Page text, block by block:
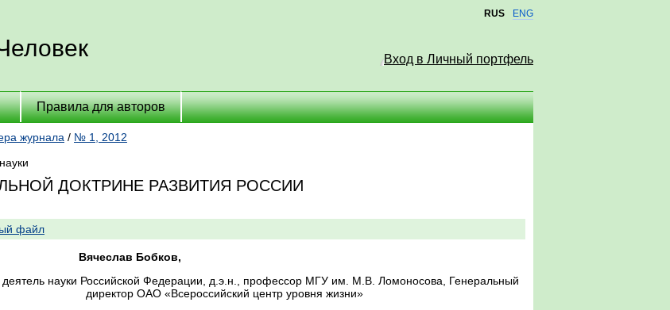
RUS ENG
Вход в Личный портфель
Правила для авторов
журнала / № 1, 2012
ДОКТРИНЕ РАЗВИТИЯ РОССИИ
файл
Бобков,
науки Российской Федерации, д.э.н., профессор МГУ им. М.В. Ломоносова, Генеральный
директор ОАО «Всероссийский центр уровня жизни»